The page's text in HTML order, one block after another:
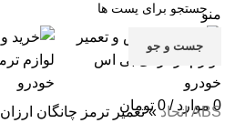
منو
0 موارد /
0 تومان
جست و جو
ABS اتحاد »تعمیر ترمز چانگان ارزان